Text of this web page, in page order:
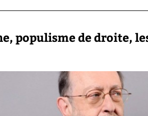
populisme de droite,